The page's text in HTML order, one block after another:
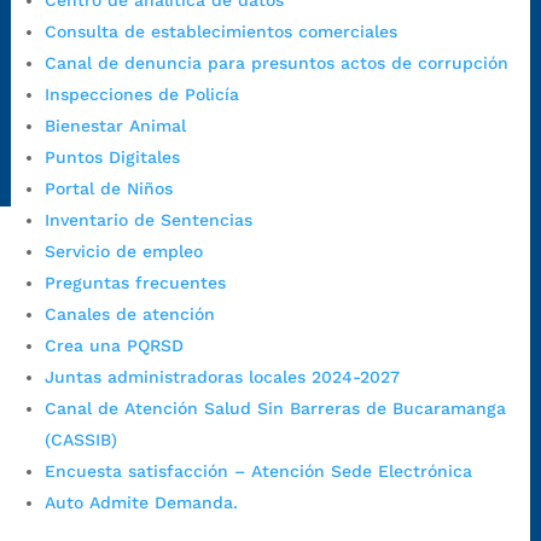
Consulta de establecimientos comerciales
Canal de denuncia para presuntos actos de corrupción
Inspecciones de Policía
Bienestar Animal
Puntos Digitales
Portal de Niños
Inventario de Sentencias
Servicio de empleo
Preguntas frecuentes
Canales de atención
Crea una PQRSD
Juntas administradoras locales 2024-2027
Canal de Atención Salud Sin Barreras de Bucaramanga
(CASSIB)
Encuesta satisfacción – Atención Sede Electrónica
Auto Admite Demanda.
Canal de denuncia para presuntos actos de corrupción:
https://canaldenuncia.bucaramanga.gov.co/
Emergencia:https://emergencia.bucaramanga.gov.co/
Radique aquí su queja disciplinaria:
https://www.bucaramanga.gov.co/gobierno-ciudadanos-
1/secretarias/oficina-de-control-interno-disciplinario/
Alcaldía de Bucaramanga
Alcaldía de Bucaramanga